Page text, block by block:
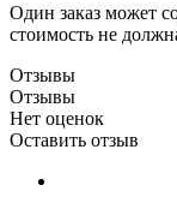
Один заказ может
стоимость не
Отзывы
Отзывы
Нет оценок
Оставить отзыв